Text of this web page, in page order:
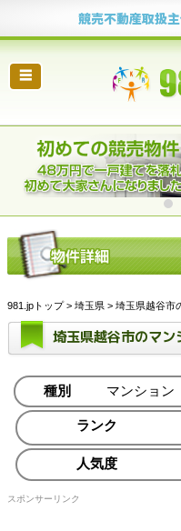
競売不動産取扱
☰
981.jpトップ> 埼玉県 > 埼玉県越谷市
埼玉県越谷市のマン
種別 マンション
ランク
人気度
スポンサーリンク